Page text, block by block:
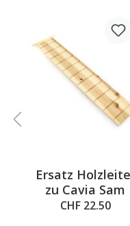
Ersatz
zu Cavia Sam
CHF 22.50